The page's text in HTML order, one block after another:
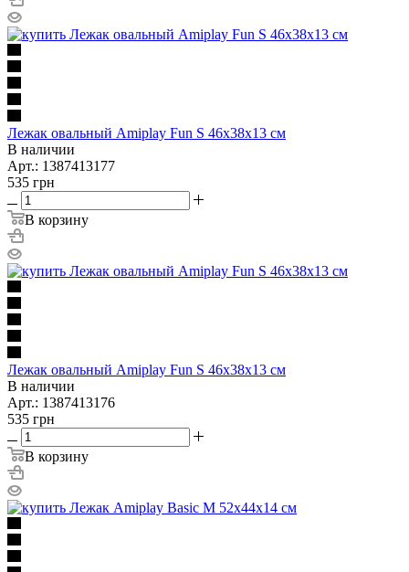
Лежак овальный Amiplay Fun S 46х38х13 см
В наличии
Арт.: 1387413177
535 грн
В корзину
Лежак овальный Amiplay Fun S 46х38х13 см
В наличии
Арт.: 1387413176
535 грн
В корзину